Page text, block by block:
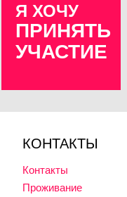
Я ХОЧУ
ПРИНЯТЬ
УЧАСТИЕ
КОНТАКТЫ
Контакты
Проживание